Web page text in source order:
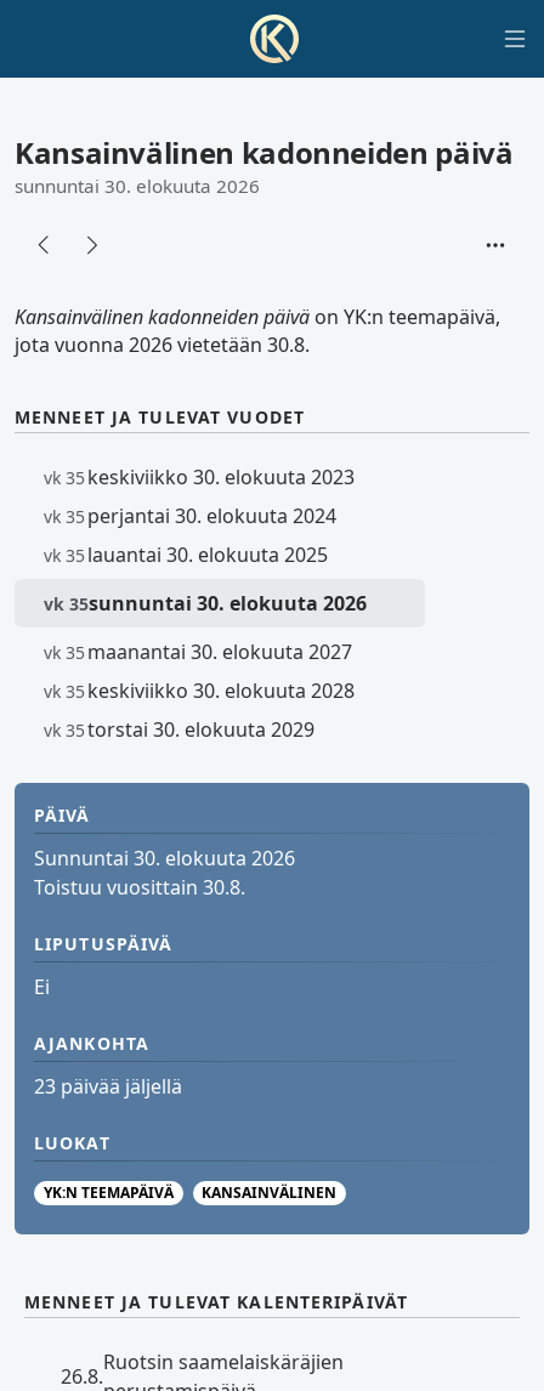
Kansainvälinen kadonneiden päivä
sunnuntai 30. elokuuta 2026
Kansainvälinen kadonneiden päivä on YK:n teemapäivä,
jota vuonna 2026 vietetään 30.8.
MENNEET JA TULEVAT VUODET
vk 35keskiviikko 30. elokuuta 2023
vk 35perjantai 30. elokuuta 2024
vk 35lauantai 30. elokuuta 2025
vk 35sunnuntai 30. elokuuta 2026
vk 35maanantai 30. elokuuta 2027
vk 35keskiviikko 30. elokuuta 2028
vk 35torstai 30. elokuuta 2029
PÄIVÄ
Sunnuntai 30. elokuuta 2026
Toistuu vuosittain 30.8.
LIPUTUSPÄIVÄ
Ei
AJANKOHTA
23 päivää jäljellä
LUOKAT
YK:N TEEMAPÄIVÄ KANSAINVÄLINEN
MENNEET JA TULEVAT KALENTERIPÄIVÄT
26.8.
Ruotsin saamelaiskäräjien